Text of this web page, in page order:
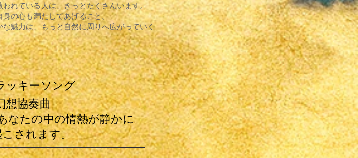
れている人は、きっとたくさんいます。
の心も満たしてあげること。
魅力は、もっと自然に周りへ広がっていく
ッキーソング
想協奏曲
なたの中の情熱が静かに
こされます。